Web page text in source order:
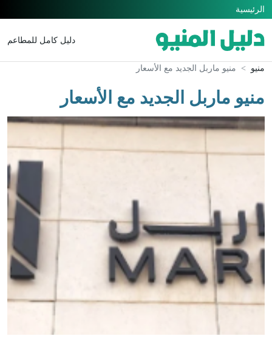
الرئيسية
دليل كامل للمطاعم
منيو منيو ماربل الجديد مع الأسعار
منيو ماربل الجديد مع الأسعار